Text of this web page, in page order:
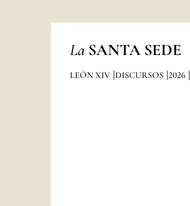
La SANTA SEDE
LEÓN XIV DISCURSOS 2026